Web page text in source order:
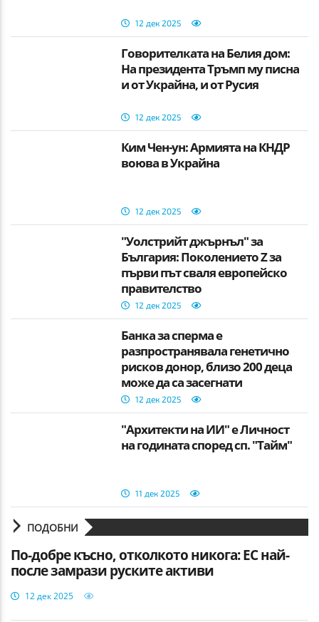
12 дек 2025
Говорителката на Белия дом:
На президента Тръмп му писна
и от Украйна, и от Русия
12 дек 2025
Ким Чен-ун: Армията на КНДР
воюва в Украйна
12 дек 2025
"Уолстрийт джърнъл" за
България: Поколението Z за
първи път сваля европейско
правителство
12 дек 2025
Банка за сперма е
разпространявала генетично
рисков донор, близо 200 деца
може да са засегнати
12 дек 2025
"Архитекти на ИИ" e Личност
на годината според сп. "Тайм"
11 дек 2025
ПОДОБНИ
По-добре късно, отколкото никога: ЕС най-
после замрази руските активи
12 дек 2025